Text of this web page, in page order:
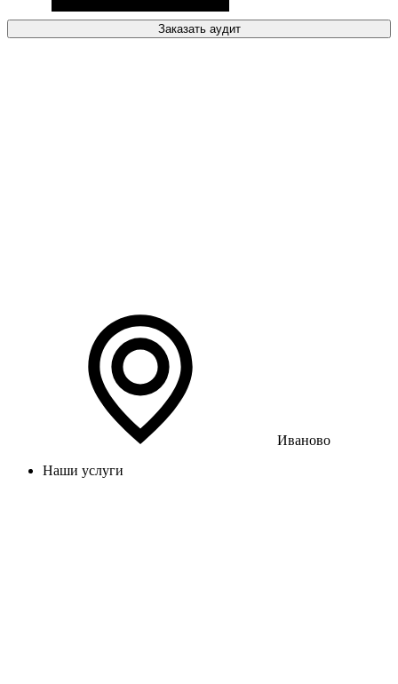
Заказать аудит
Иваново
Наши услуги